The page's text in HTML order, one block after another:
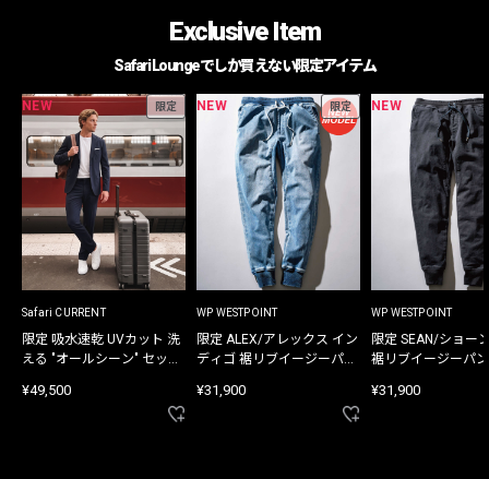
Exclusive Item
Safari Loungeでしか買えない限定アイテム
NEW 限定
Safari CURRENT
限定 吸水速乾 UVカット 洗
える "オールシーン" セット
¥49,500
NEW 限定
WP WESTPOINT
限定 ALEX/アレックス イン
ディゴ 裾リブイージーパン
¥31,900
NEW
WP WESTPOINT
限定 SEAN/ショー
裾リブイージーパ
¥31,900